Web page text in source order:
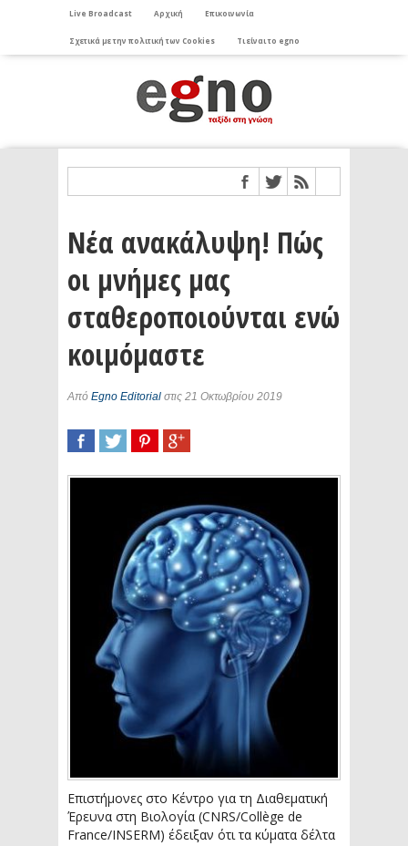
Live Broadcast Αρχική Επικοινωνία
Σχετικά με την πολιτική των Cookies Τι είναι το egno
Νέα ανακάλυψη! Πώς
οι μνήμες μας
σταθεροποιούνται ενώ
κοιμόμαστε
Από Egno Editorial στις 21 Οκτωβρίου 2019
Επιστήμονες στο Κέντρο για τη Διαθεματική
Έρευνα στη Βιολογία (CNRS/Collège de
France/INSERM) έδειξαν ότι τα κύματα δέλτα